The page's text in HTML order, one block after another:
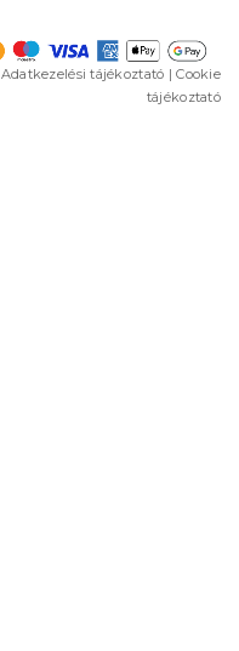
Adatkezelési tájékoztató |Cookie
tájékoztató